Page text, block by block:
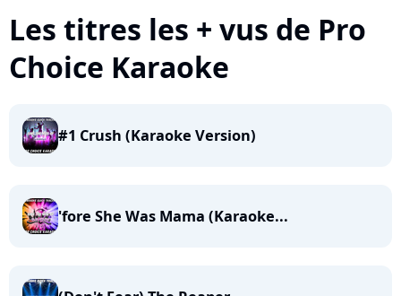
Les titres les + vus de Pro
Choice Karaoke
#1 Crush (Karaoke Version)
'fore She Was Mama (Karaoke...